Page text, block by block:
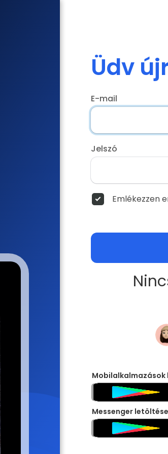
Üdv
E-mail
Jelszó
Emlékezzen
Messenger letöltése